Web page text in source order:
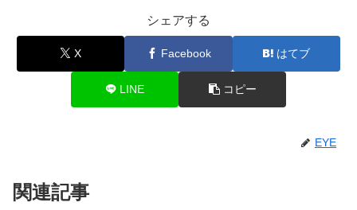
シェアする
X Facebook はてブ
LINE コピー
EYE
関連記事